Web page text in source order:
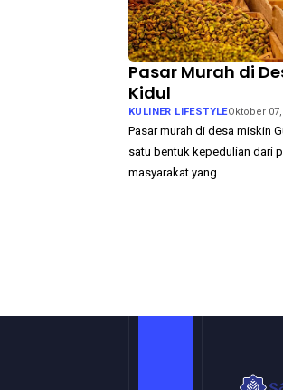
Pasar Murah di
Kidul
KULINER LIFESTYLEOktober 07,
Pasar murah di desa miskin
satu bentuk kepedulian dari
masyarakat yang …